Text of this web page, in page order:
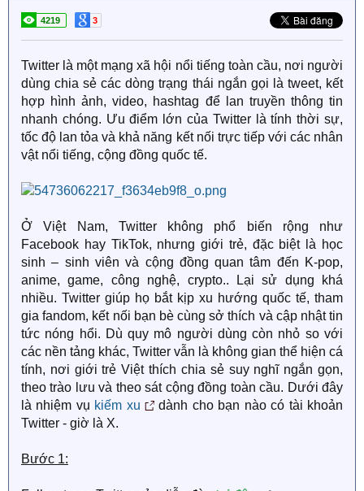
4219 3
Twitter là một mạng xã hội nổi tiếng toàn cầu, nơi người
dùng chia sẻ các dòng trạng thái ngắn gọi là tweet, kết
hợp hình ảnh, video, hashtag để lan truyền thông tin
nhanh chóng. Ưu điểm lớn của Twitter là tính thời sự,
tốc độ lan tỏa và khả năng kết nối trực tiếp với các nhân
vật nổi tiếng, cộng đồng quốc tế.
Ở Việt Nam, Twitter không phổ biến rộng như
Facebook hay TikTok, nhưng giới trẻ, đặc biệt là học
sinh – sinh viên và cộng đồng quan tâm đến K-pop,
anime, game, công nghệ, crypto.. Lại sử dụng khá
nhiều. Twitter giúp họ bắt kịp xu hướng quốc tế, tham
gia fandom, kết nối bạn bè cùng sở thích và cập nhật tin
tức nóng hổi. Dù quy mô người dùng còn nhỏ so với
các nền tảng khác, Twitter vẫn là không gian thể hiện cá
tính, nơi giới trẻ Việt thích chia sẻ suy nghĩ ngắn gọn,
theo trào lưu và theo sát cộng đồng toàn cầu. Dưới đây
là nhiệm vụ kiếm xu
dành cho bạn nào có tài khoản
Twitter - giờ là X.
Bước 1: